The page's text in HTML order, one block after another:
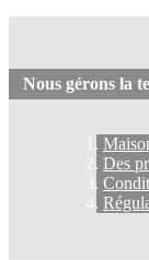
Nous gérons la
Des